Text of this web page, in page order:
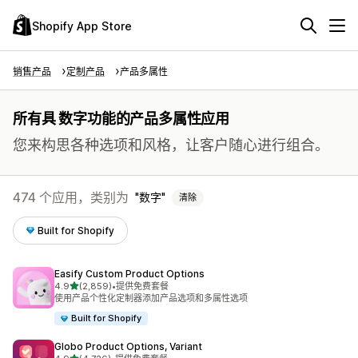
Shopify App Store
销售产品 定制产品 产品多属性
所有具 数字功能的产品多属性应用
您来构思各种选项和风格，让客户随心进行组合。
474 个应用，类别为 数字 清除
Built for Shopify
Easify Custom Product Options
4.9星（满分 5 星）
(2,859)
总共 2859 条评论
•提供免费套餐
使用产品个性化定制器添加产品选项和多属性选项
Built for Shopify
Globo Product Options, Variant